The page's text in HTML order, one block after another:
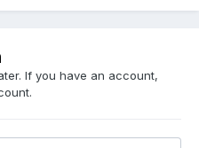
If you have an account,